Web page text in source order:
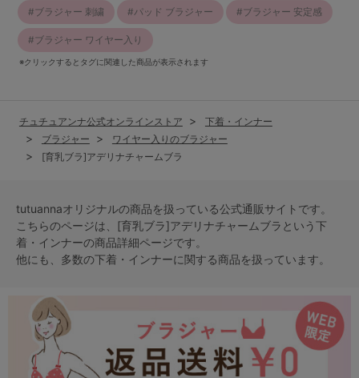
ブラジャー 刺繍 パッド ブラジャー ブラジャー 安定感
ブラジャー ワイヤー入り
※クリックするとタグに関連した商品が表示されます
チュチュアンナ公式オンラインストア
下着・インナー
ブラジャー
ワイヤー入りのブラジャー
[育乳ブラ]アデリナチャームブラ
tutuannaオリジナルの商品を扱っている公式通販サイトです。
こちらのページは、[育乳ブラ]アデリナチャームブラという下
着・インナーの商品詳細ページです。
他にも、多数の下着・インナーに関する商品を扱っています。